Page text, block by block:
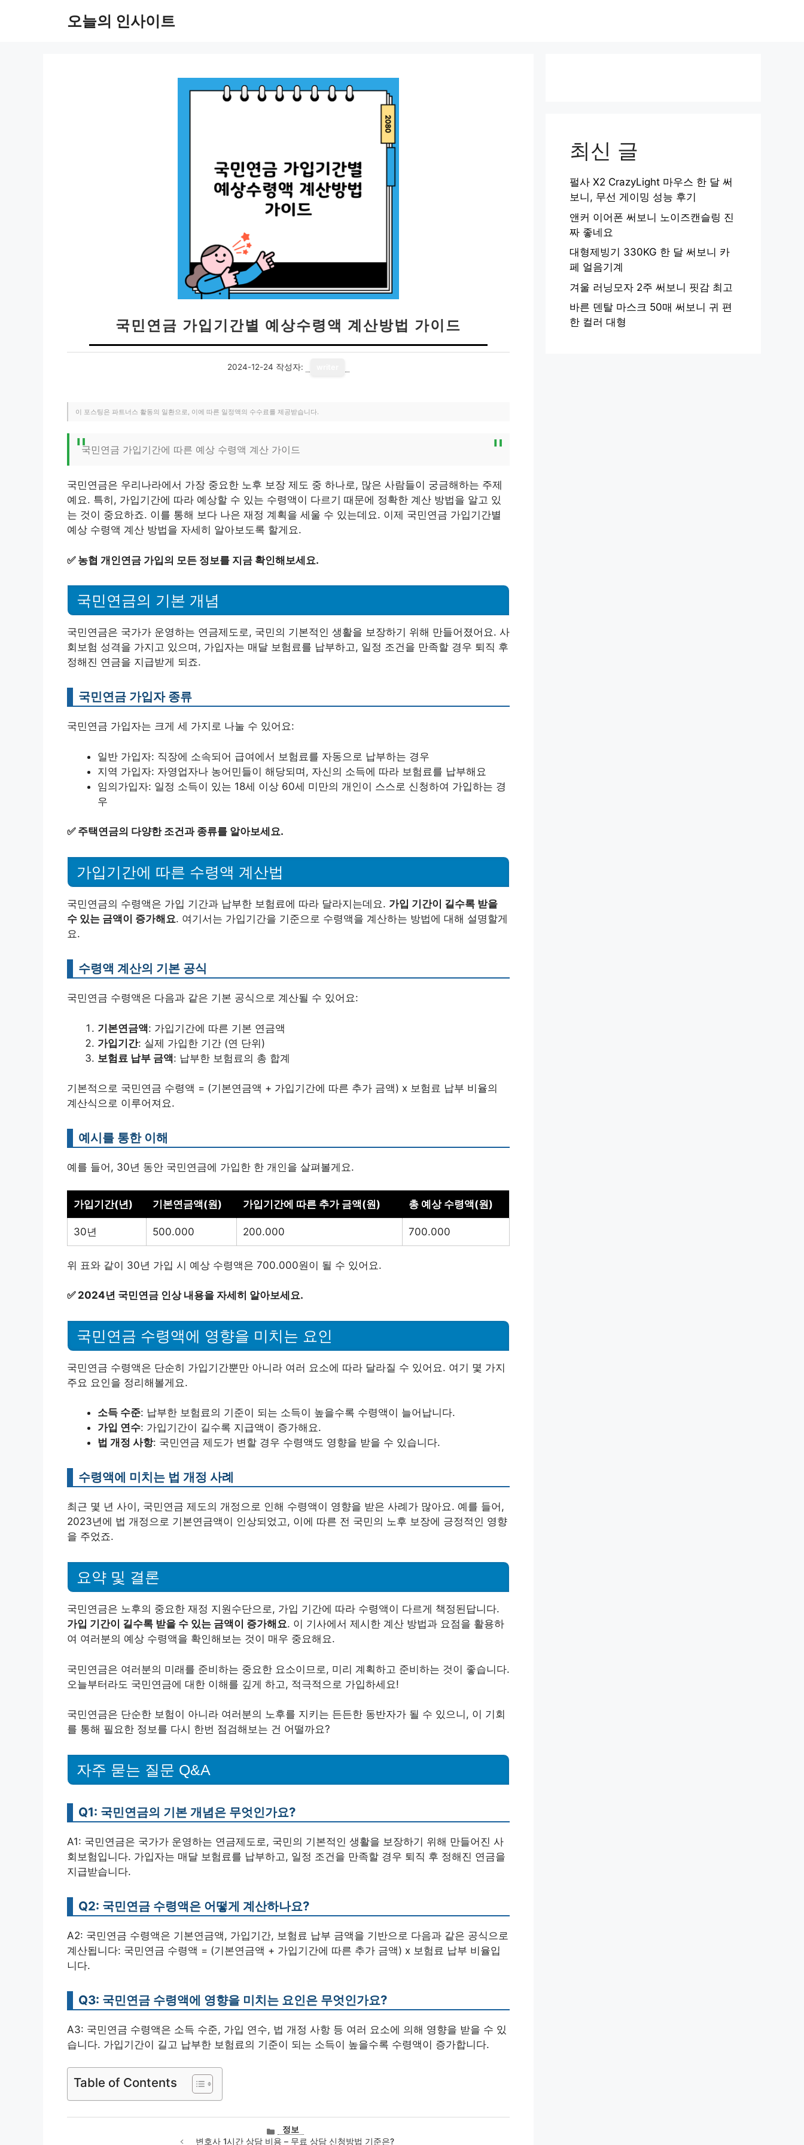
오늘의 인사이트
국민연금 가입기간별 예상수령액 계산방법 가이드
2024-12-24 작성자:
이 포스팅은 파트너스 활동의 일환으로, 이에 따른 일정액의 수수료를 제공받습니다.
국민연금 가입기간에 따른 예상 수령액 계산 가이드
국민연금은 우리나라에서 가장 중요한 노후 보장 제도 중 하나로, 많은 사람들이 궁금해하는 주제
예요. 특히, 가입기간에 따라 예상할 수 있는 수령액이 다르기 때문에 정확한 계산 방법을 알고 있
는 것이 중요하죠. 이를 통해 보다 나은 재정 계획을 세울 수 있는데요. 이제 국민연금 가입기간별
예상 수령액 계산 방법을 자세히 알아보도록 할게요.
✅ 농협 개인연금 가입의 모든 정보를 지금 확인해보세요.
국민연금의 기본 개념
국민연금은 국가가 운영하는 연금제도로, 국민의 기본적인 생활을 보장하기 위해 만들어졌어요. 사
회보험 성격을 가지고 있으며, 가입자는 매달 보험료를 납부하고, 일정 조건을 만족할 경우 퇴직 후
정해진 연금을 지급받게 되죠.
국민연금 가입자 종류
국민연금 가입자는 크게 세 가지로 나눌 수 있어요:
일반 가입자: 직장에 소속되어 급여에서 보험료를 자동으로 납부하는 경우
지역 가입자: 자영업자나 농어민들이 해당되며, 자신의 소득에 따라 보험료를 납부해요
임의가입자: 일정 소득이 있는 18세 이상 60세 미만의 개인이 스스로 신청하여 가입하는 경
우
✅ 주택연금의 다양한 조건과 종류를 알아보세요.
가입기간에 따른 수령액 계산법
국민연금의 수령액은 가입 기간과 납부한 보험료에 따라 달라지는데요. 가입 기간이 길수록 받을
수 있는 금액이 증가해요. 여기서는 가입기간을 기준으로 수령액을 계산하는 방법에 대해 설명할게
요.
수령액 계산의 기본 공식
국민연금 수령액은 다음과 같은 기본 공식으로 계산될 수 있어요:
기본연금액: 가입기간에 따른 기본 연금액
가입기간: 실제 가입한 기간 (연 단위)
보험료 납부 금액: 납부한 보험료의 총 합계
기본적으로 국민연금 수령액 = (기본연금액 + 가입기간에 따른 추가 금액) x 보험료 납부 비율의
계산식으로 이루어져요.
예시를 통한 이해
예를 들어, 30년 동안 국민연금에 가입한 한 개인을 살펴볼게요.
가입기간(년) 기본연금액(원) 가입기간에 따른 추가 금액(원) 총 예상 수령액(원)
30년 500.000 200.000 700.000
위 표와 같이 30년 가입 시 예상 수령액은 700.000원이 될 수 있어요.
✅ 2024년 국민연금 인상 내용을 자세히 알아보세요.
국민연금 수령액에 영향을 미치는 요인
국민연금 수령액은 단순히 가입기간뿐만 아니라 여러 요소에 따라 달라질 수 있어요. 여기 몇 가지
주요 요인을 정리해볼게요.
소득 수준: 납부한 보험료의 기준이 되는 소득이 높을수록 수령액이 늘어납니다.
가입 연수: 가입기간이 길수록 지급액이 증가해요.
법 개정 사항: 국민연금 제도가 변할 경우 수령액도 영향을 받을 수 있습니다.
수령액에 미치는 법 개정 사례
최근 몇 년 사이, 국민연금 제도의 개정으로 인해 수령액이 영향을 받은 사례가 많아요. 예를 들어,
2023년에 법 개정으로 기본연금액이 인상되었고, 이에 따른 전 국민의 노후 보장에 긍정적인 영향
을 주었죠.
요약 및 결론
국민연금은 노후의 중요한 재정 지원수단으로, 가입 기간에 따라 수령액이 다르게 책정된답니다.
가입 기간이 길수록 받을 수 있는 금액이 증가해요. 이 기사에서 제시한 계산 방법과 요점을 활용하
여 여러분의 예상 수령액을 확인해보는 것이 매우 중요해요.
국민연금은 여러분의 미래를 준비하는 중요한 요소이므로, 미리 계획하고 준비하는 것이 좋습니다.
오늘부터라도 국민연금에 대한 이해를 깊게 하고, 적극적으로 가입하세요!
국민연금은 단순한 보험이 아니라 여러분의 노후를 지키는 든든한 동반자가 될 수 있으니, 이 기회
를 통해 필요한 정보를 다시 한번 점검해보는 건 어떨까요?
자주 묻는 질문 Q&A
Q1: 국민연금의 기본 개념은 무엇인가요?
A1: 국민연금은 국가가 운영하는 연금제도로, 국민의 기본적인 생활을 보장하기 위해 만들어진 사
회보험입니다. 가입자는 매달 보험료를 납부하고, 일정 조건을 만족할 경우 퇴직 후 정해진 연금을
지급받습니다.
Q2: 국민연금 수령액은 어떻게 계산하나요?
A2: 국민연금 수령액은 기본연금액, 가입기간, 보험료 납부 금액을 기반으로 다음과 같은 공식으로
계산됩니다: 국민연금 수령액 = (기본연금액 + 가입기간에 따른 추가 금액) x 보험료 납부 비율입
니다.
Q3: 국민연금 수령액에 영향을 미치는 요인은 무엇인가요?
A3: 국민연금 수령액은 소득 수준, 가입 연수, 법 개정 사항 등 여러 요소에 의해 영향을 받을 수 있
습니다. 가입기간이 길고 납부한 보험료의 기준이 되는 소득이 높을수록 수령액이 증가합니다.
Table of Contents
카
테
정보
변호사 1시간 상담 비용 – 무료 상담 신청방법 기준은?
최신 글
펄사 X2 CrazyLight 마우스 한 달 써
보니, 무선 게이밍 성능 후기
앤커 이어폰 써보니 노이즈캔슬링 진
짜 좋네요
대형제빙기 330KG 한 달 써보니 카
페 얼음기계
겨울 러닝모자 2주 써보니 핏감 최고
바른 덴탈 마스크 50매 써보니 귀 편
한 컬러 대형